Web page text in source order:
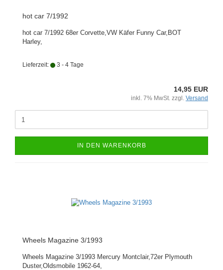
hot car 7/1992
hot car 7/1992 68er Corvette,VW Käfer Funny Car,BOT
Harley,
Lieferzeit: 3 - 4 Tage
14,95 EUR
inkl. 7% MwSt. zzgl. Versand
IN DEN WARENKORB
Wheels Magazine 3/1993
Wheels Magazine 3/1993 Mercury Montclair,72er Plymouth
Duster,Oldsmobile 1962-64,